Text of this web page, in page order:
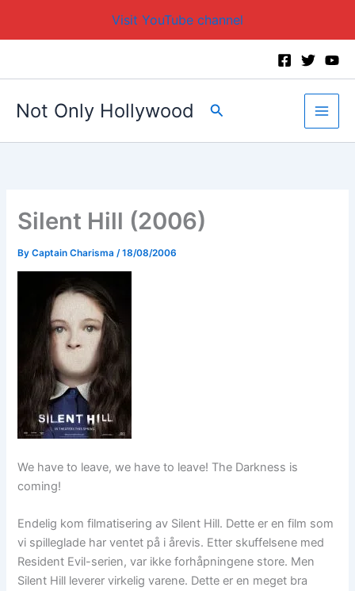
Visit YouTube channel
Not Only Hollywood Search
Silent Hill (2006)
ByCaptain Charisma /18/08/2006
We have to leave, we have to leave! The Darkness is
coming!
Endelig kom filmatisering av Silent Hill. Dette er en film som
vi spilleglade har ventet på i årevis. Etter skuffelsene med
Resident Evil-serien, var ikke forhåpningene store. Men
Silent Hill leverer virkelig varene. Dette er en meget bra